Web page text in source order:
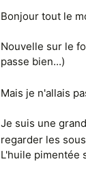
Bonjour tout le
Nouvelle sur le
passe bien...)
Mais je n'allais
Je suis une
regarder les
L'huile pimentée